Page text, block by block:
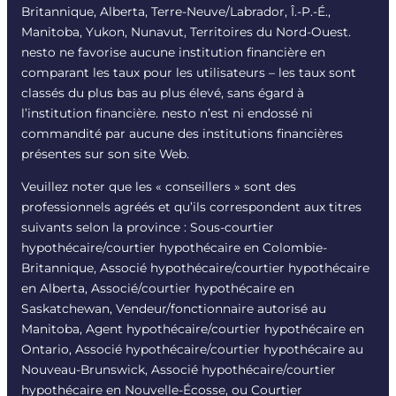
Britannique, Alberta, Terre-Neuve/Labrador, Î.-P.-É.,
Manitoba, Yukon, Nunavut, Territoires du Nord-Ouest.
nesto ne favorise aucune institution financière en
comparant les taux pour les utilisateurs – les taux sont
classés du plus bas au plus élevé, sans égard à
l’institution financière. nesto n’est ni endossé ni
commandité par aucune des institutions financières
présentes sur son site Web.
Veuillez noter que les « conseillers » sont des
professionnels agréés et qu’ils correspondent aux titres
suivants selon la province : Sous-courtier
hypothécaire/courtier hypothécaire en Colombie-
Britannique, Associé hypothécaire/courtier hypothécaire
en Alberta, Associé/courtier hypothécaire en
Saskatchewan, Vendeur/fonctionnaire autorisé au
Manitoba, Agent hypothécaire/courtier hypothécaire en
Ontario, Associé hypothécaire/courtier hypothécaire au
Nouveau-Brunswick, Associé hypothécaire/courtier
hypothécaire en Nouvelle-Écosse, ou Courtier